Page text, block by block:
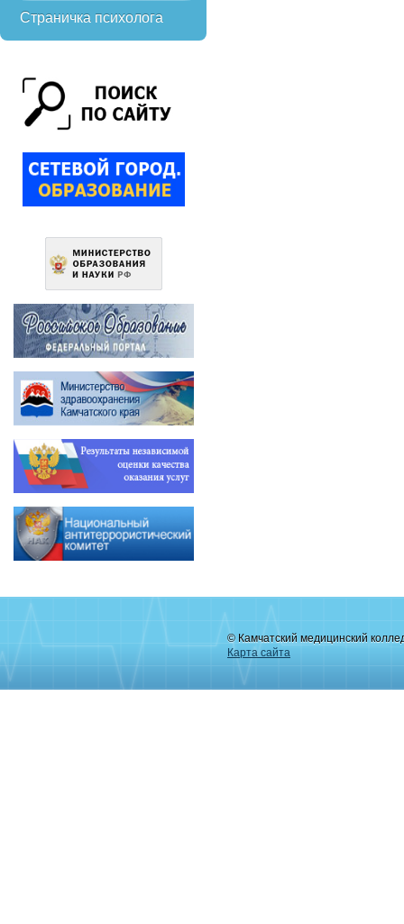
Страничка психолога
© Камчатский медицинский
Карта сайта